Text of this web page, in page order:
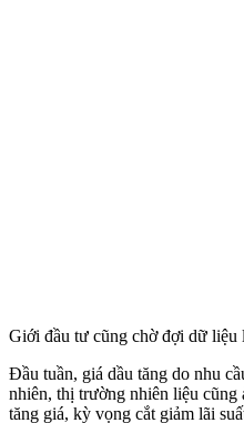
Giới đầu tư cũng chờ đợi dữ liệu
Đầu tuần, giá dầu tăng do nhu
nhiên, thị trường nhiên liệu
tăng giá, kỳ vọng cắt giảm lãi